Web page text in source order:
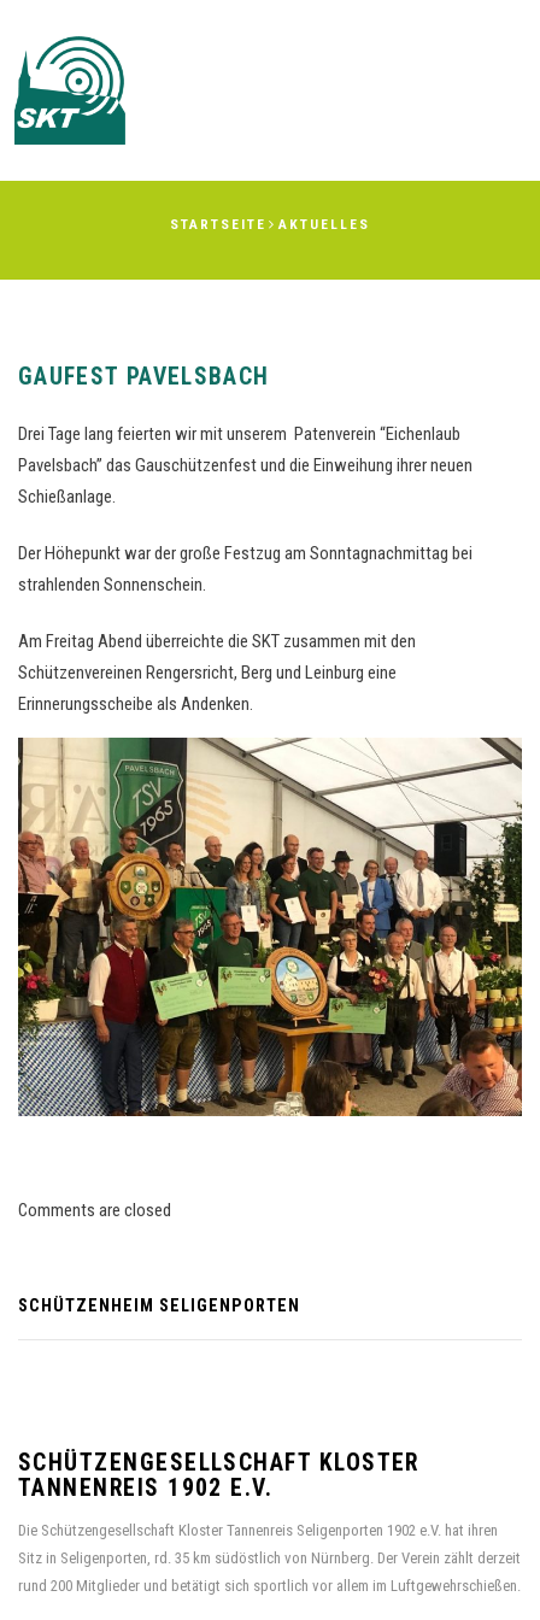
STARTSEITE AKTUELLES
GAUFEST PAVELSBACH
Drei Tage lang feierten wir mit unserem Patenverein “Eichenlaub
Pavelsbach” das Gauschützenfest und die Einweihung ihrer neuen
Schießanlage.
Der Höhepunkt war der große Festzug am Sonntagnachmittag bei
strahlenden Sonnenschein.
Am Freitag Abend überreichte die SKT zusammen mit den
Schützenvereinen Rengersricht, Berg und Leinburg eine
Erinnerungsscheibe als Andenken.
Comments are closed
SCHÜTZENHEIM SELIGENPORTEN
SCHÜTZENGESELLSCHAFT KLOSTER
TANNENREIS 1902 E.V.
Die Schützengesellschaft Kloster Tannenreis Seligenporten 1902 e.V. hat ihren
Sitz in Seligenporten, rd. 35 km südöstlich von Nürnberg. Der Verein zählt derzeit
rund 200 Mitglieder und betätigt sich sportlich vor allem im Luftgewehrschießen.